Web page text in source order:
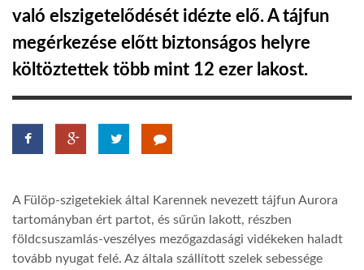
HÍR3D
TROPICALMAGAZIN
A NAP SZÉPE
való elszigetelődését idézte elő. A tájfun
megérkezése előtt biztonságos helyre
költöztettek több mint 12 ezer lakost.
A Fülöp-szigetekiek által Karennek nevezett tájfun Aurora
tartományban ért partot, és sűrűn lakott, részben
földcsuszamlás-veszélyes mezőgazdasági vidékeken haladt
tovább nyugat felé. Az általa szállított szelek sebessége